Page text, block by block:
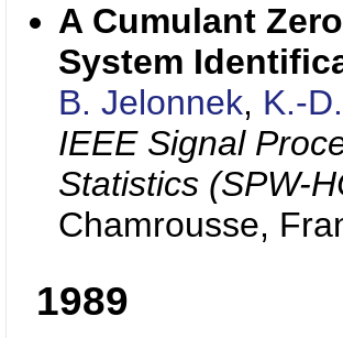
A Cumulant
System
B. Jelonnek, K.-
IEEE Signal
Statistics (SPW-
Chamrousse,
1989